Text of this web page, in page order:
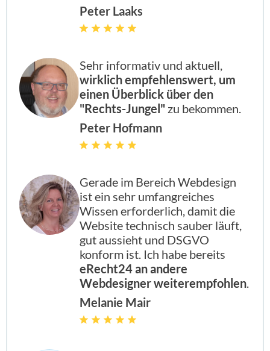
Peter Laaks
Sehr informativ und aktuell,
wirklich empfehlenswert, um
einen Überblick über den
"Rechts-Jungel" zu bekommen.
Peter Hofmann
Gerade im Bereich Webdesign
ist ein sehr umfangreiches
Wissen erforderlich, damit die
Website technisch sauber läuft,
gut aussieht und DSGVO
konform ist. Ich habe bereits
eRecht24 an andere
Webdesigner weiterempfohlen.
Melanie Mair